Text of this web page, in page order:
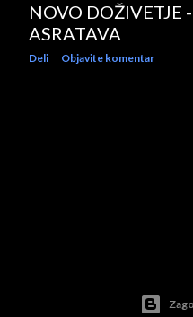
NOVO DOŽIVETJE
ASRATAVA
Deli Objavite komentar